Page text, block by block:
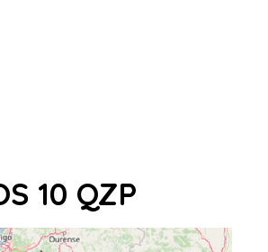
10 QZP